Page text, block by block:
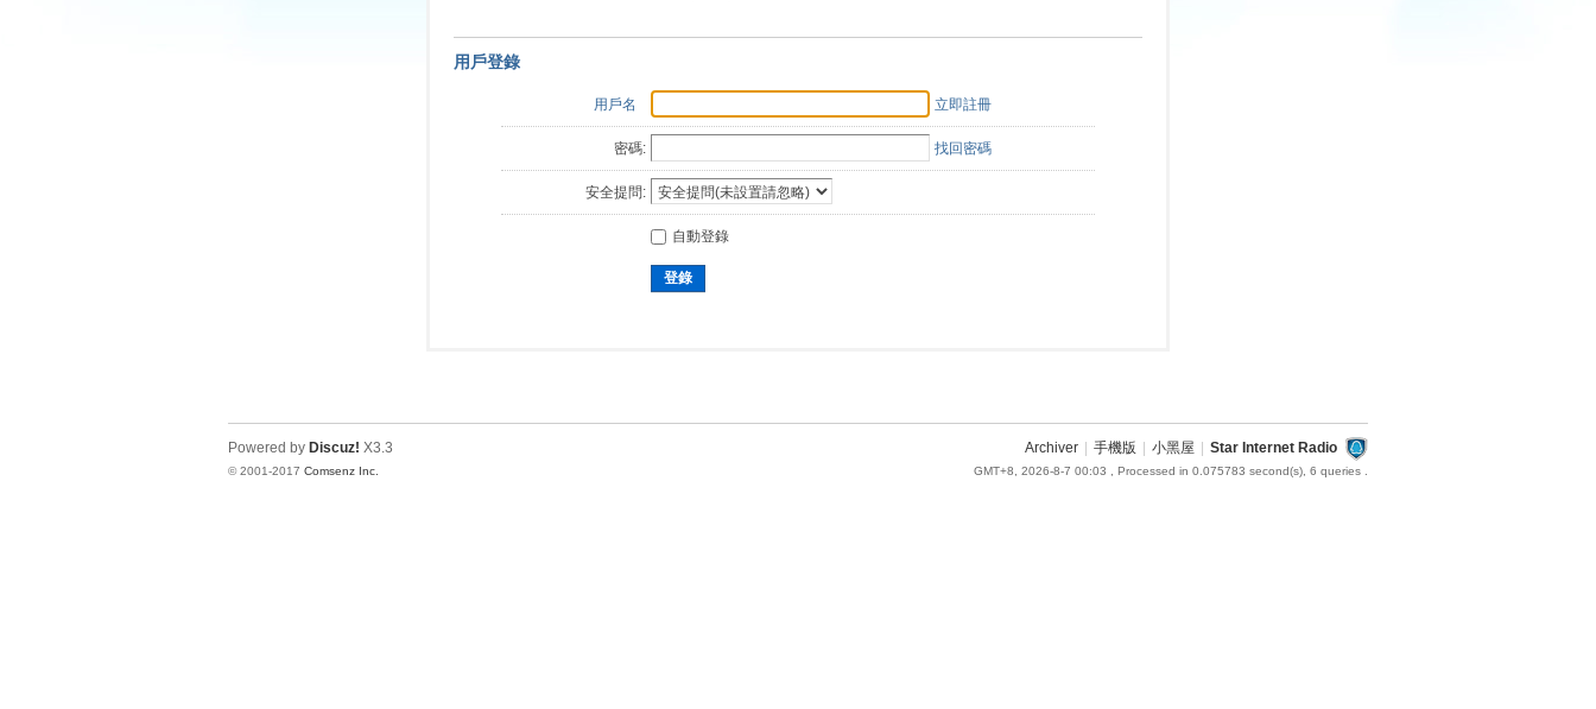
用戶登錄
用戶名 立即註冊
密碼: 找回密碼
安全提問:
自動登錄
登錄
Archiver 手機版 小黑屋 Star Internet Radio
GMT+8, 2026-8-7 00:03 , Processed in 0.075783 second(s), 6 queries .
Powered by Discuz! X3.3
© 2001-2017 Comsenz Inc.